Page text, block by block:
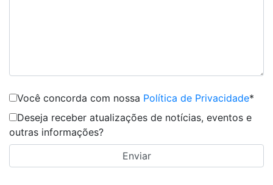
Você concorda com nossa Política de Privacidade*
Deseja receber atualizações de notícias, eventos e
outras informações?